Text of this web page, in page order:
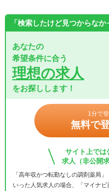
「検索したけど見つからなか
あなたの
希望条件に合う
理想の求人
をお探しします！
1分で
無料で
サイト上では
求人（非公開
「高年収かつ転勤なしの調剤薬局
いった人気求人の場合、「マイナ